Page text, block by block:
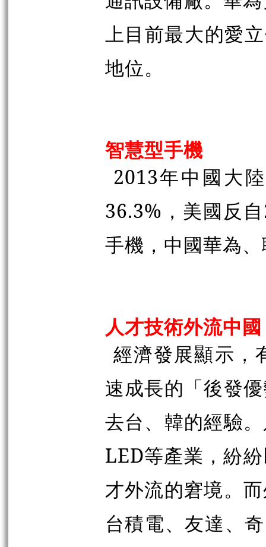
上目前最大的愛
地位。
智慧型手機
2013年中國大
36.3%，美國反
手機，中國華為
人才技術外流中國
經濟發展顯示，
速成長的「後發
去台、韓的經驗
LED等產業，紛
才外流的窘境。
台積電、友達、